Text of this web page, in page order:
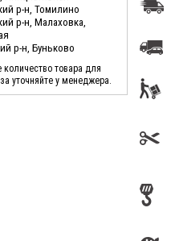
р-н, Томилино
р-н, Малаховка,
р-н, Буньково
количество товара для
уточняйте у менеджера.